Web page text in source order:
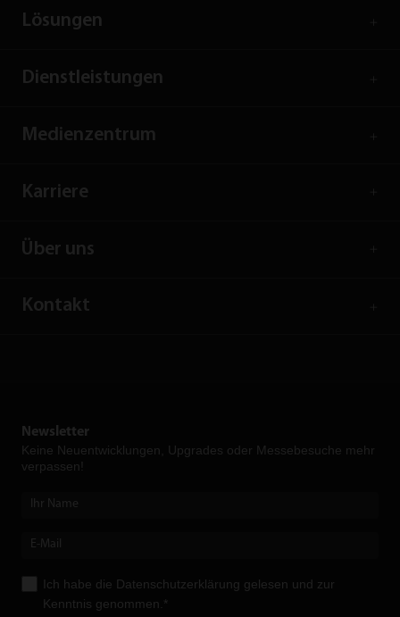
Lösungen
Dienstleistungen
Medienzentrum
Karriere
Über uns
Kontakt
Newsletter
Keine Neuent­wicklungen, Upgrades oder Messebesuche mehr
verpassen!
Ich habe die Datenschutzerklärung gelesen und zur
Kenntnis genommen.*